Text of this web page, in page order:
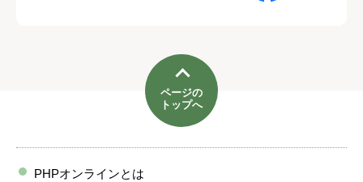
ページの
トップへ
PHPオンラインとは